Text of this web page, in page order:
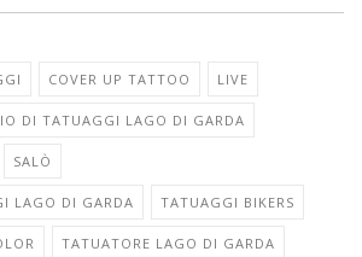
COVER UP TATTOO LIVE
DI TATUAGGI LAGO DI GARDA
SALÒ
LAGO DI GARDA TATUAGGI BIKERS
TATUATORE LAGO DI GARDA